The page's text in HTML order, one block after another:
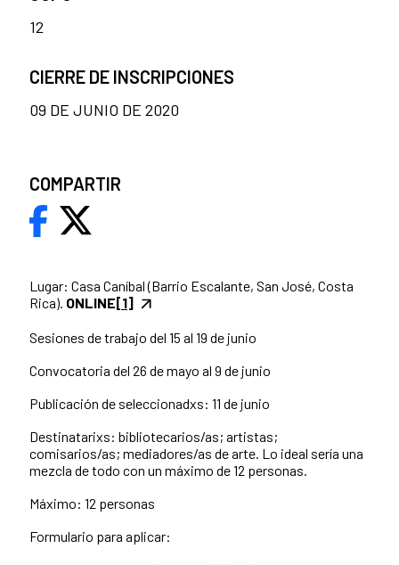
Lugar: Casa Caníbal (Barrio Escalante, San José, Costa
Rica). ONLINE[1]
Sesiones de trabajo del 15 al 19 de junio
Convocatoria del 26 de mayo al 9 de junio
Publicación de seleccionadxs: 11 de junio
Destinatarixs: bibliotecarios/as; artistas;
comisarios/as; mediadores/as de arte. Lo ideal sería una
mezcla de todo con un máximo de 12 personas.
Máximo: 12 personas
Formulario para aplicar:
12
CIERRE DE INSCRIPCIONES
09 DE JUNIO DE 2020
COMPARTIR